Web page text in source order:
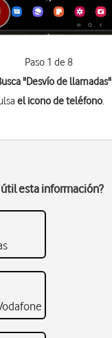
Paso 1 de 8
"Desvío de llamadas"
el icono de teléfono.
esta información?